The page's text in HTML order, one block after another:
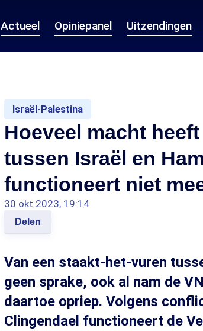
Actueel Opiniepanel Uitzendingen
Israël-Palestina
Hoeveel macht
tussen Israël en
functioneert niet
30 okt 2023, 19:14
Delen
Van een staakt-het-vuren
geen sprake, ook al nam de
daartoe opriep. Volgens
Clingendael functioneert de